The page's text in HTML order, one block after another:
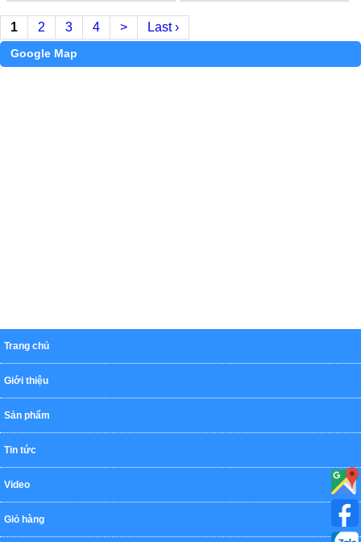
1 2 3 4 > Last ›
Google Map
Trang chủ
Giới thiệu
Sản phẩm
Tin tức
Video
Giỏ hàng